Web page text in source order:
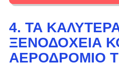
4. ΤΑ
ΞΕΝΟΔΟΧΕΊΑ
ΑΕΡΟΔΡΌΜΙΟ